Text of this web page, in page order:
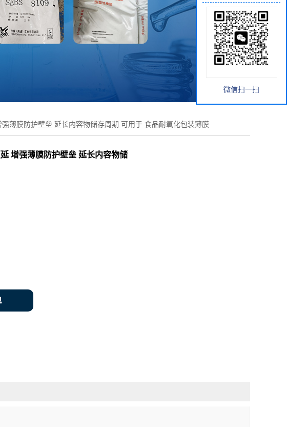
薄膜防护壁垒 延长内容物储存周期 可用于 食品耐氧化包装薄膜
增强薄膜防护壁垒 延长内容物储
微信扫一扫